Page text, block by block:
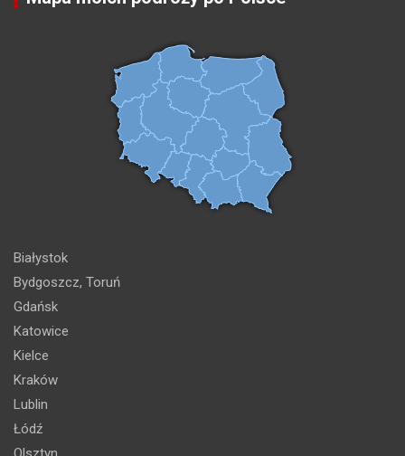
Białystok
Bydgoszcz, Toruń
Gdańsk
Katowice
Kielce
Kraków
Lublin
Łódź